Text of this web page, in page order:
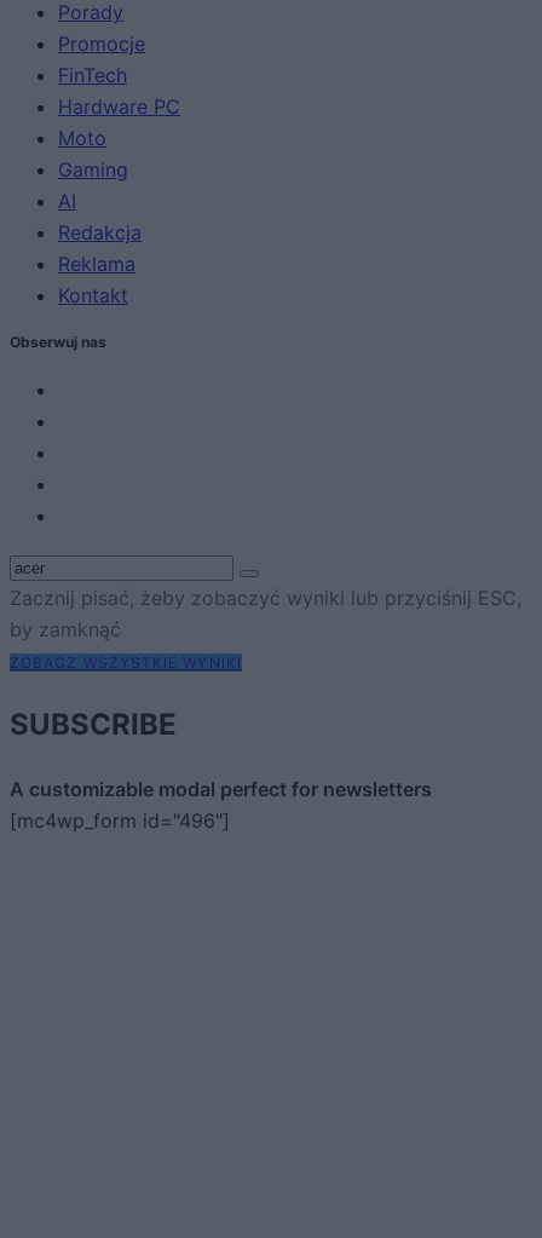
Porady
Promocje
FinTech
Hardware PC
Moto
Gaming
AI
Redakcja
Reklama
Kontakt
Obserwuj nas
Zacznij pisać, żeby zobaczyć wyniki lub przyciśnij ESC,
by zamknąć
ZOBACZ WSZYSTKIE WYNIKI
SUBSCRIBE
A customizable modal perfect for newsletters
[mc4wp_form id="496"]